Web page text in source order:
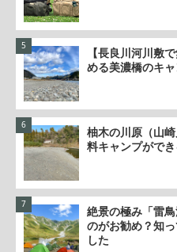
【長良川河川敷
める美濃橋のキ
柚木の川原（山
料キャンプがで
絶景の極み「雷
のがお勧め？知
した